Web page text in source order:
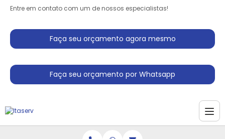
Entre em contato com um de nossos especialistas!
Faça seu orçamento agora mesmo
Faça seu orçamento por Whatsapp